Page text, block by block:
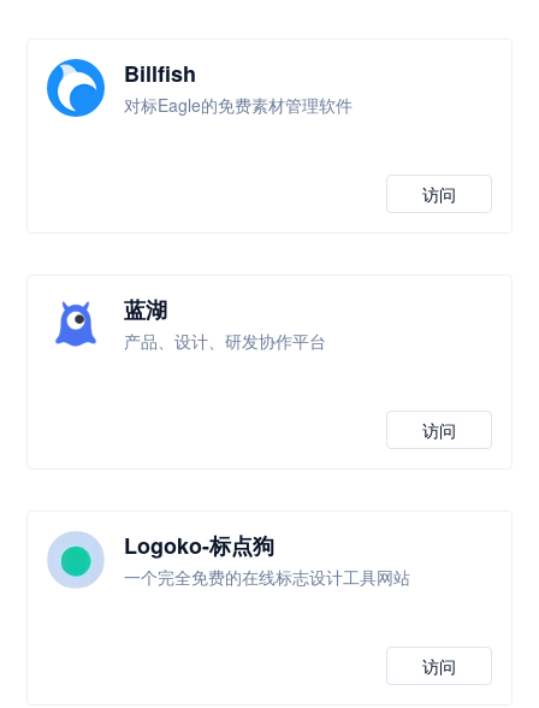
Billfish
对标Eagle的免费素材管理软件
访问
蓝湖
产品、设计、研发协作平台
访问
Logoko-标点狗
一个完全免费的在线标志设计工具网站
访问